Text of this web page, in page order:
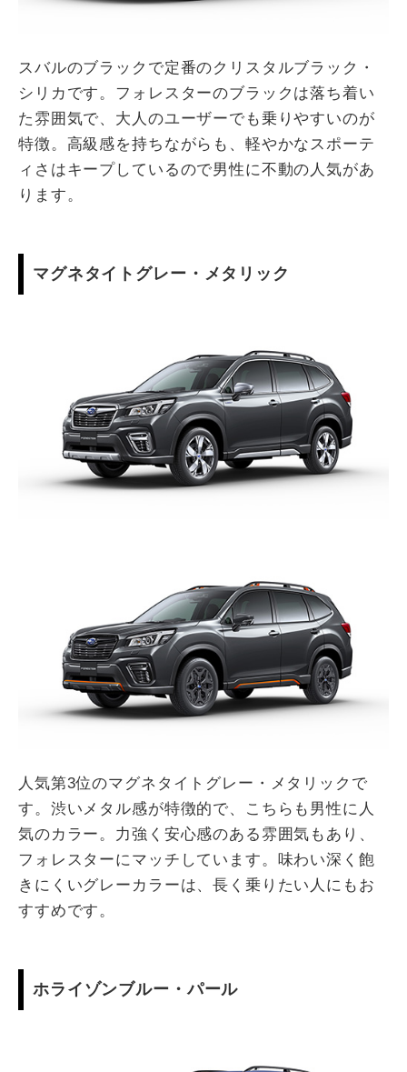
スバルのブラックで定番のクリスタルブラック・
シリカです。フォレスターのブラックは落ち着い
た雰囲気で、大人のユーザーでも乗りやすいのが
特徴。高級感を持ちながらも、軽やかなスポーテ
ィさはキープしているので男性に不動の人気があ
ります。
マグネタイトグレー・メタリック
人気第3位のマグネタイトグレー・メタリックで
す。渋いメタル感が特徴的で、こちらも男性に人
気のカラー。力強く安心感のある雰囲気もあり、
フォレスターにマッチしています。味わい深く飽
きにくいグレーカラーは、長く乗りたい人にもお
すすめです。
ホライゾンブルー・パール